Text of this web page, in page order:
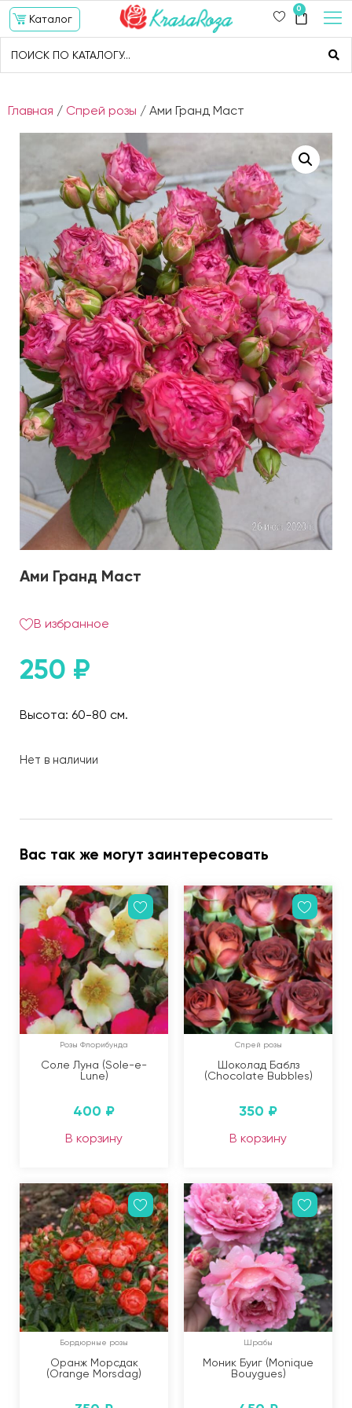
Каталог
0
Главная / Спрей розы / Ами Гранд Маст
Ами Гранд Маст
В избранное
250 ₽
Высота: 60-80 см.
Нет в наличии
Вас так же могут заинтересовать
Розы Флорибунда
Соле Луна (Sole-e-
Lune)
400 ₽
В корзину
Спрей розы
Шоколад Баблз
(Chocolate Bubbles)
350 ₽
В корзину
Бордюрные розы
Оранж Морсдак
(Orange Morsdag)
Шрабы
Моник Буиг (Monique
Bouygues)